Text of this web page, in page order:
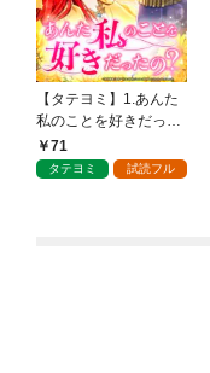
【タテヨミ】1.あんた
私のことを好きだった
の？
71
タテヨミ 試読フル